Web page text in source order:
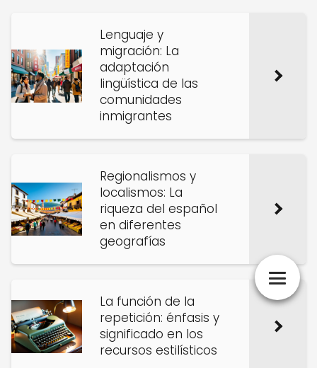
Lenguaje y
migración: La
adaptación
lingüística de las
comunidades
inmigrantes
Regionalismos y
localismos: La
riqueza del español
en diferentes
geografías
La función de la
repetición: énfasis y
significado en los
recursos estilísticos